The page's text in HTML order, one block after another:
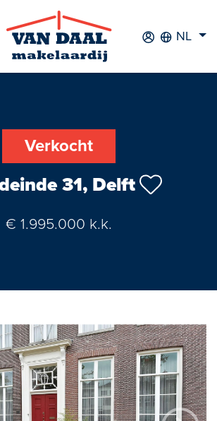
NL
Verkocht
31, Delft
€ 1.995.000 k.k.